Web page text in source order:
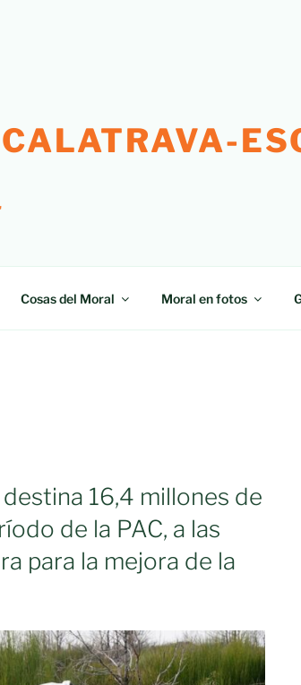
Cosas del Moral Moral en fotos
16,4 millones de
de la PAC, a las
para la mejora de la